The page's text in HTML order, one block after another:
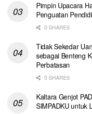
Pimpin Upacara
Penguatan
0 SHARES
Tidak Sekedar
sebagai Benteng
Perbatasan
0 SHARES
Kaltara Genjot
SIMPADKU untuk